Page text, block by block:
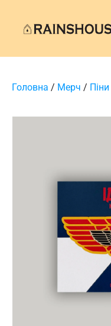
Головна / Мерч / Піни